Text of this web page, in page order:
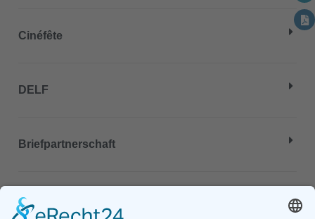
Cinéfête
DELF
Briefpartnerschaft